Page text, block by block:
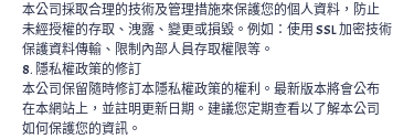
本公司採取合理的技術及管理措施來保護您的個人資料，防止
未經授權的存取、洩露、變更或損毀。例如：使用 SSL 加密技術
保護資料傳輸、限制內部人員存取權限等。
8. 隱私權政策的修訂
本公司保留隨時修訂本隱私權政策的權利。最新版本將會公布
在本網站上，並註明更新日期。建議您定期查看以了解本公司
如何保護您的資訊。